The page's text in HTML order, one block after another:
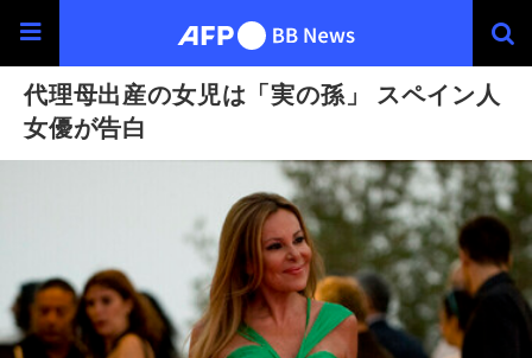
代理母出産の女児は「実の孫」 スペイン人
女優が告白